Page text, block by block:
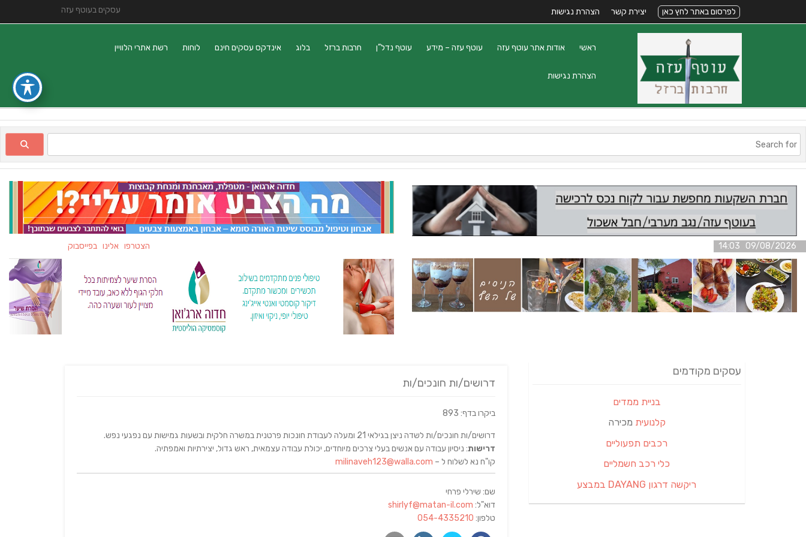
עסקים בעוטף עזה לפרסום באתר לחץ כאן יצירת קשר הצהרת נגישות
ראשי אודות אתר עוטף עזה עוטף עזה – מידע עוטף נדל”ן חרבות ברזל בלוג אינדקס עסקים חינם לוחות רשת אתרי הלוויין
הצהרת נגישות
09/08/2026 14:03 הצטרפו אלינו בפייסבוק
דרושים/ות חונכים/ות
ביקרו בדף: 893
דרושים/ות חונכים/ות לשדה ניצן בגילאי 21 ומעלה לעבודת חונכות פרטנית במשרה חלקית ובשעות גמישות עם נפגעי נפש.
דרישות: ניסיון עבודה עם אנשים בעלי צרכים מיוחדים, יכולת עבודה עצמאית, ראש גדול, יצירתיות ואמפתיה.
קו"ח נא לשלוח ל – milinaveh123@walla.com
שם: שירלי פרחי
דוא"ל: shirlyf@matan-il.com
טלפון: 054-4335210
עסקים מקודמים
בניית ממדים
קלנועית מכירה
רכבים תפעוליים
כלי רכב חשמליים
ריקשה דרגון DAYANG במבצע